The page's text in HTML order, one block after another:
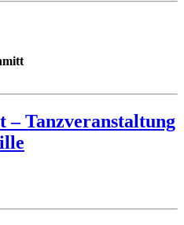
– Tanzveranstaltung